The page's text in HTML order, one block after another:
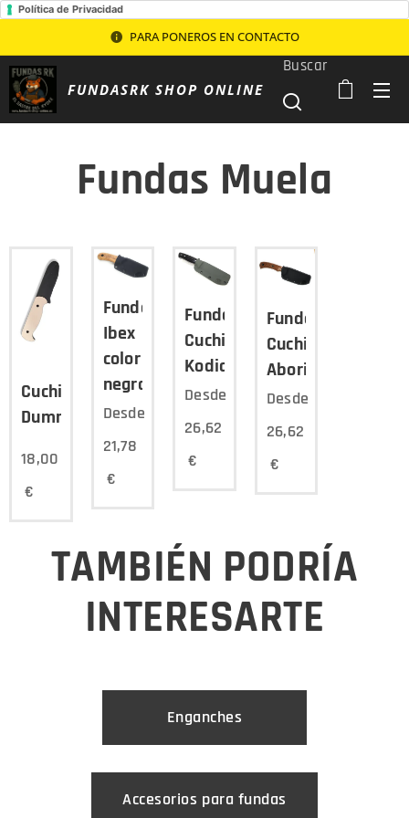
Política de Privacidad
PARA PONEROS EN CONTACTO
FUNDASRK SHOP ONLINE
Buscar
Fundas Muela
Cuchillo
Dummy
18,00
€
Funda
Ibex
color
negro
Desde
21,78
€
Funda
Cuchillo
Kodiac
Desde
26,62
€
Funda
Cuchillo
Aborigen
Desde
26,62
€
TAMBIÉN PODRÍA
INTERESARTE
Enganches
Accesorios para fundas